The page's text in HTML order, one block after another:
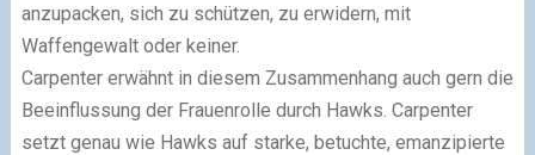
anzupacken, sich zu schützen, zu erwidern, mit
Waffengewalt oder keiner.
Carpenter erwähnt in diesem Zusammenhang auch gern die
Beeinflussung der Frauenrolle durch Hawks. Carpenter
setzt genau wie Hawks auf starke, betuchte, emanzipierte